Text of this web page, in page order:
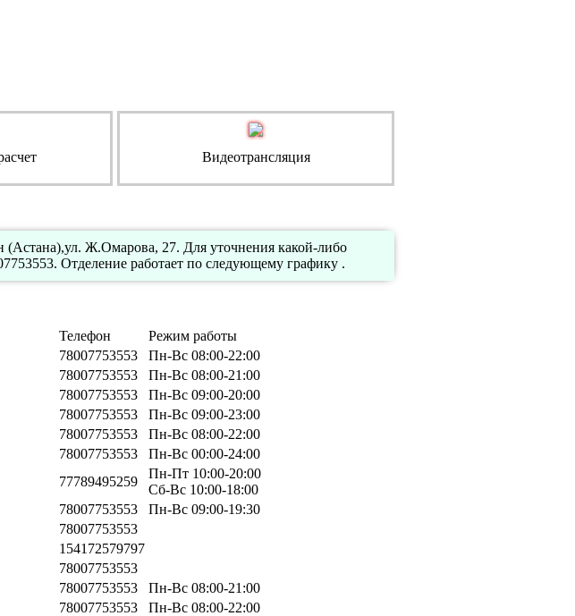
Видеотрансляция
Ж.Омарова, 27. Для уточнения какой-либо
Отделение работает по следующему графику .
Телефон
Режим работы
78007753553
Пн-Вс 08:00-22:00
78007753553
Пн-Вс 08:00-21:00
78007753553
Пн-Вс 09:00-20:00
78007753553
Пн-Вс 09:00-23:00
78007753553
Пн-Вс 08:00-22:00
78007753553
Пн-Вс 00:00-24:00
77789495259
Пн-Пт 10:00-20:00
Сб-Вс 10:00-18:00
78007753553
Пн-Вс 09:00-19:30
78007753553
154172579797
78007753553
78007753553
Пн-Вс 08:00-21:00
78007753553
Пн-Вс 08:00-22:00